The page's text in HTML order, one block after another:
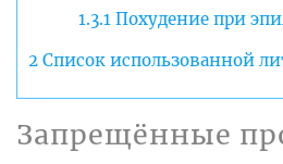
1.3.1Похудение при
2 Список использованной
Запрещённые